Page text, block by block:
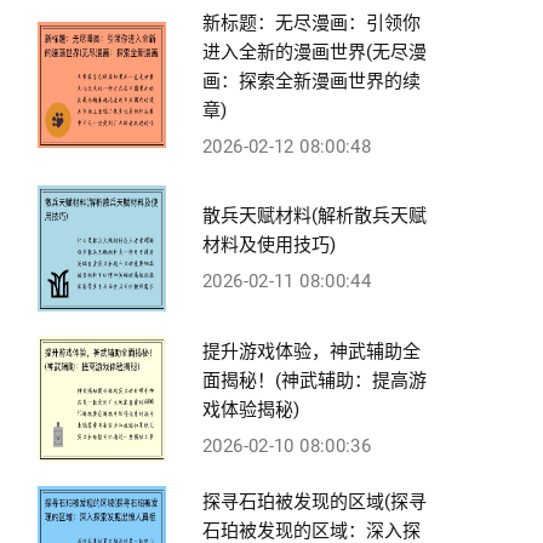
新标题：无尽漫画：引领你
进入全新的漫画世界(无尽漫
画：探索全新漫画世界的续
章)
2026-02-12 08:00:48
散兵天赋材料(解析散兵天赋
材料及使用技巧)
2026-02-11 08:00:44
提升游戏体验，神武辅助全
面揭秘！(神武辅助：提高游
戏体验揭秘)
2026-02-10 08:00:36
探寻石珀被发现的区域(探寻
石珀被发现的区域：深入探